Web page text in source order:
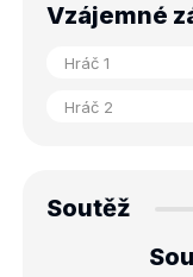
Vzájemné
Soutěž